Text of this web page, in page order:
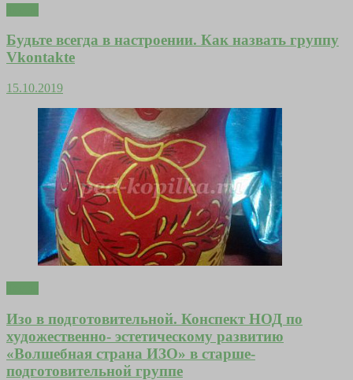
Будьте всегда в настроении. Как назвать группу
Vkontakte
15.10.2019
Изо в подготовительной. Конспект НОД по
художественно- эстетическому развитию
«Волшебная страна ИЗО» в старше-
подготовительной группе